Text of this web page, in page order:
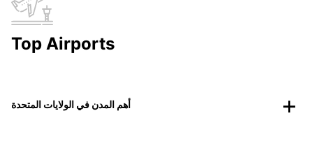
Top Airports
أهم المدن في الولايات المتحدة